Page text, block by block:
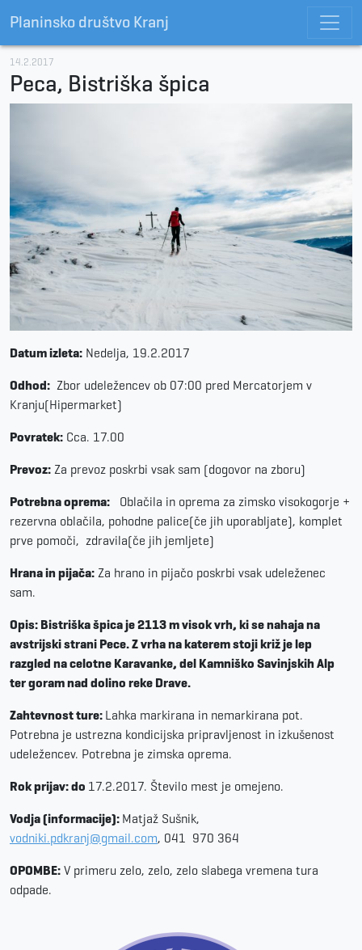
Planinsko društvo Kranj
14.2.2017
Peca, Bistriška špica
Datum izleta: Nedelja, 19.2.2017
Odhod: Zbor udeležencev ob 07:00 pred Mercatorjem v
Kranju(Hipermarket)
Povratek: Cca. 17.00
Prevoz: Za prevoz poskrbi vsak sam (dogovor na zboru)
Potrebna oprema:
Oblačila in oprema za zimsko visokogorje +
rezervna oblačila, pohodne palice(če jih uporabljate), komplet
prve pomoči, zdravila(če jih jemljete)
Hrana in pijača: Za hrano in pijačo poskrbi vsak udeleženec
sam.
Opis: Bistriška špica je 2113 m visok vrh, ki se nahaja na
avstrijski strani Pece. Z vrha na katerem stoji križ je lep
razgled na celotne Karavanke, del Kamniško Savinjskih Alp
ter goram nad dolino reke Drave.
Zahtevnost ture: Lahka markirana in nemarkirana pot.
Potrebna je ustrezna kondicijska pripravljenost in izkušenost
udeležencev. Potrebna je zimska oprema.
Rok prijav: do 17.2.2017. Število mest je omejeno.
Vodja (informacije): Matjaž Sušnik,
vodniki.pdkranj@gmail.com, 041 970 364
OPOMBE: V primeru zelo, zelo, zelo slabega vremena tura
odpade.